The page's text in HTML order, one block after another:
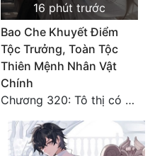
16 phút trước
Bao Che Khuyết Điểm
Tộc Trưởng, Toàn Tộc
Thiên Mệnh Nhân Vật
Chính
Chương 320: Tô thị có hậu bối, sơ lộ tài năng